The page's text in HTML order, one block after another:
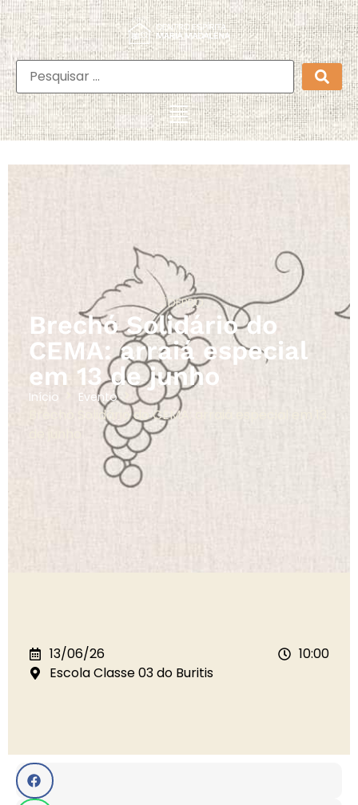
DEPRO
Brechó Solidário do
CEMA: arraiá especial
em 13 de junho
Início Evento
Brechó Solidário do CEMA: arraiá especial em 13
13/06/26
10:00
Escola Classe 03 do Buritis